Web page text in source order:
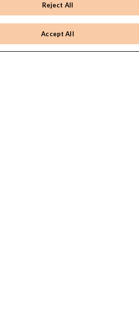
Reject All
Accept All